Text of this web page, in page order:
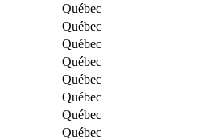
Québec
Québec
Québec
Québec
Québec
Québec
Québec
Québec